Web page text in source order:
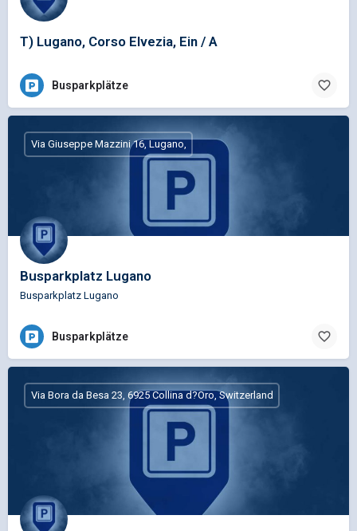
T) Lugano, Corso Elvezia, Ein / A
Busparkplätze
Busparkplatz Lugano
Busparkplatz Lugano
Via Giuseppe Mazzini 16, Lugano,
Busparkplätze
Via Bora da Besa 23, 6925 Collina d?Oro, Switzerland